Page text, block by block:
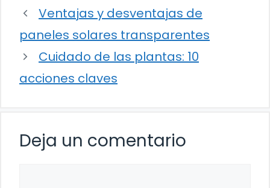
Ventajas y desventajas de
paneles solares transparentes
Cuidado de las plantas: 10
acciones claves
Deja un comentario